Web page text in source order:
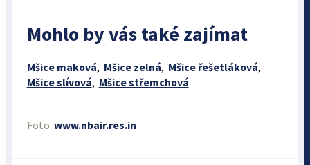
Mohlo by vás také zajímat
Mšice maková, Mšice zelná, Mšice řešetláková,
Mšice slívová, Mšice střemchová
Foto: www.nbair.res.in